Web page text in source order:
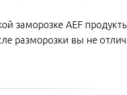
заморозке AEF
разморозки вы не